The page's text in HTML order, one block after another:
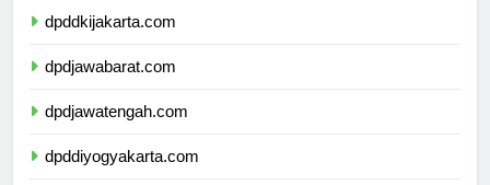
dpddkijakarta.com
dpdjawabarat.com
dpdjawatengah.com
dpddiyogyakarta.com